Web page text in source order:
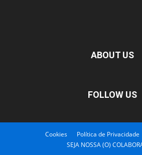
ABOUT US
FOLLOW US
Cookies Política de Privacidade
SEJA NOSSA (O)